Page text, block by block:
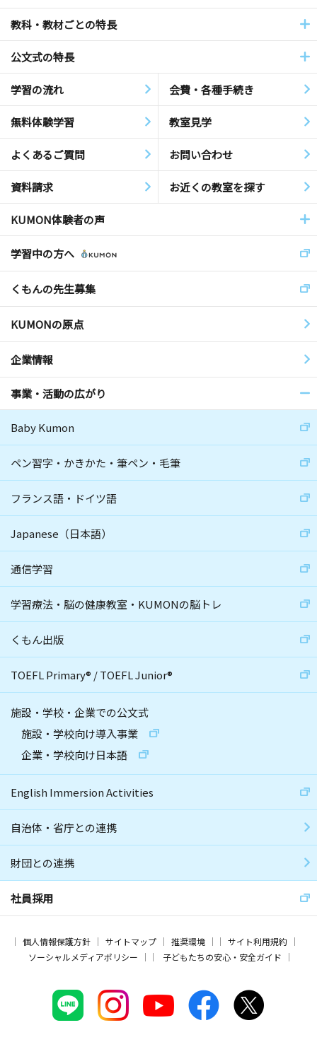
教科・教材ごとの特長
公文式の特長
学習の流れ 会費・各種手続き
無料体験学習 教室見学
よくあるご質問 お問い合わせ
資料請求 お近くの教室を探す
KUMON体験者の声
学習中の方へ
くもんの先生募集
KUMONの原点
企業情報
事業・活動の広がり
Baby Kumon
ペン習字・かきかた・筆ペン・毛筆
フランス語・ドイツ語
Japanese（日本語）
通信学習
学習療法・脳の健康教室・KUMONの脳トレ
くもん出版
TOEFL Primary® /TOEFL Junior®
施設・学校・企業での公文式
施設・学校向け導入事業
企業・学校向け日本語
English Immersion Activities
自治体・省庁との連携
財団との連携
社員採用
個人情報保護方針 サイトマップ 推奨環境
サイト利用規約
ソーシャルメディアポリシー
子どもたちの安心・安全ガイド